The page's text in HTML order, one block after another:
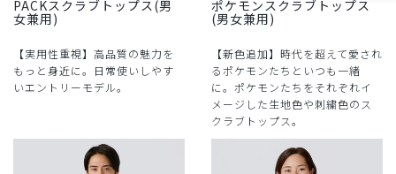
PACKスクラブトップス(男
女兼用)
【実用性重視】高品質の魅力を
もっと身近に。日常使いしやす
いエントリーモデル。
ポケモンスクラブトップス
(男女兼用)
【新色追加】時代を超えて愛され
るポケモンたちといつも一緒
に。ポケモンたちをそれぞれイ
メージした生地色や刺繍色のス
クラブトップス。